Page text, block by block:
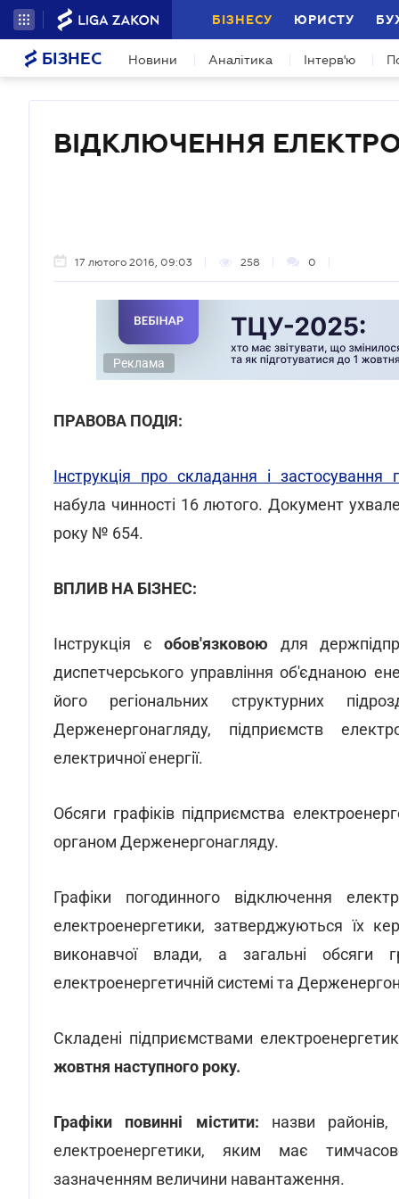
БІЗНЕСУ ЮРИСТУ
БІЗНЕС Новини Аналітика Інтерв'ю
ВІДКЛЮЧЕННЯ
17 лютого 2016, 09:03 258 0
Реклама
ПРАВОВА ПОДІЯ:
Інструкція про складання і застосування
набула чинності 16 лютого. Документ
року № 654.
ВПЛИВ НА БІЗНЕС:
Інструкція є обов'язковою для
диспетчерського управління об'єднаною
його регіональних структурних
Держенергонагляду, підприємств
електричної енергії.
Обсяги графіків підприємства
органом Держенергонагляду.
Графіки погодинного відключення
електроенергетики, затверджуються їх
виконавчої влади, а загальні обсяги
електроенергетичній системі та
Складені підприємствами
жовтня наступного року.
Графіки повинні містити: назви районів,
електроенергетики, яким має
зазначенням величини навантаження.